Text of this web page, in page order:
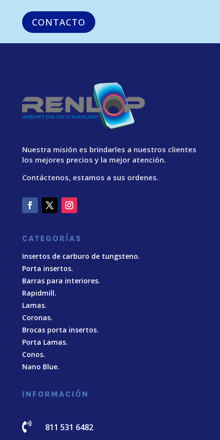
CONTACTO
Nuestra misión es brindarles a nuestros clientes
los mejores precios y la mejor atención.
Contáctenos, estamos a sus ordenes.
CATEGORÍAS
Insertos de carburo de tungsteno.
Porta insertos.
Barras para interiores.
Rapidmill.
Lamas.
Coronas.
Brocas porta insertos.
Porta Lamas.
Conos.
Nano Blue.
INFORMACIÓN
 811 531 6482